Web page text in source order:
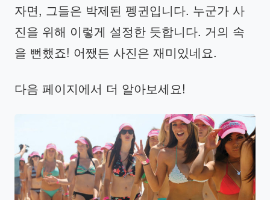
자면, 그들은 박제된 펭귄입니다. 누군가 사
진을 위해 이렇게 설정한 듯합니다. 거의 속
을 뻔했죠! 어쨌든 사진은 재미있네요.
다음 페이지에서 더 알아보세요!